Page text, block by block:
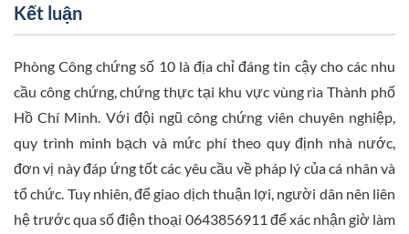
Kết luận
Phòng Công chứng số 10 là địa chỉ đáng tin cậy cho các nhu
cầu công chứng, chứng thực tại khu vực vùng rìa Thành phố
Hồ Chí Minh. Với đội ngũ công chứng viên chuyên nghiệp,
quy trình minh bạch và mức phí theo quy định nhà nước,
đơn vị này đáp ứng tốt các yêu cầu về pháp lý của cá nhân và
tổ chức. Tuy nhiên, để giao dịch thuận lợi, người dân nên liên
hệ trước qua số điện thoại 0643856911 để xác nhận giờ làm